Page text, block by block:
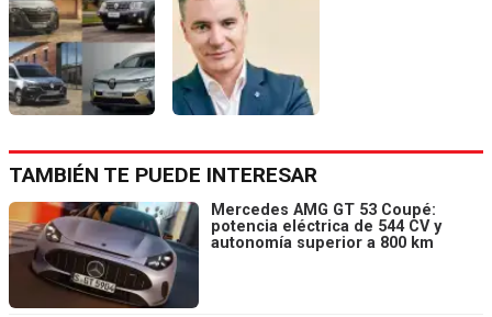
TAMBIÉN TE PUEDE INTERESAR
Mercedes AMG GT 53 Coupé:
potencia eléctrica de 544 CV y
autonomía superior a 800 km